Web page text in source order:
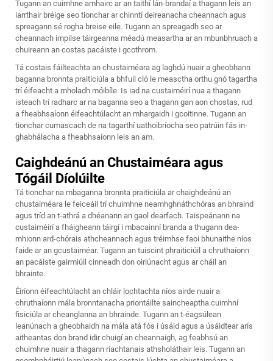
Tugann an cuimhne amhairc ar an taithí lán-brandaí a thagann leis an
iarrthair bréige seo tionchar ar chinntí deireanacha cheannach agus
spreagann sé rogha breise eile. Tugann an spreagadh seo ar
cheannach impilse táirgeanna méadú measartha ar an mbunbhruach a
chuireann an costas pacáiste i gcothrom.
Tá costais fáilteachta an chustaiméara ag laghdú nuair a gheobhann
baganna bronnta praiticiúla a bhfuil cló le measctha orthu gnó tagartha
trí éifeacht a mholadh móibíle. Is iad na custaiméirí nua a thagann
isteach trí radharc ar na baganna seo a thagann gan aon chostas, rud
a fheabhsaíonn éifeachtúlacht an mhargaidh i gcoitinne. Tugann an
tionchar cumascach de na tagarthí uathoibríocha seo patrúin fás in-
ghabhálacha a fheabhsaíonn leis an am.
Caighdeánú an Chustaiméara agus
Tógáil Díolúilte
Tá tionchar na mbaganna bronnta praiticiúla ar chaighdeánú an
chustaiméara le feiceáil trí chuimhne neamhghnáthchóras an bhraind
agus tríd an t-athrá a dhéanann an gaol dearfach. Taispeánann na
custaiméirí a fháigheann táirgí i mbacainní branda a thugann dea-
mhionn ard-chórais athcheannach agus tréimhse faoi bhunaithe níos
faide ar an gcustaiméar. Tugann an tuiscint phraiticiúil a chruthaíonn
an pacáiste gairmiúil cinneadh don oiriúnacht agus ar cháil an
bhrainte.
Éiríonn éifeachtúlacht an chláir lochtachta níos airde nuair a
chruthaíonn mála bronntanacha priontáilte saincheaptha cuimhní
fisiciúla ar cheanglanna an bhrainde. Tugann an t-éagsúlean
leanúnach a gheobhaidh na mála atá fós i úsáid agus a úsáidtear arís
aitheantas don brand idir chuigí an cheannaigh, ag feabhsú an
chuimhne nuair a thagann riachtanais athsholáthair leis. Tugann an